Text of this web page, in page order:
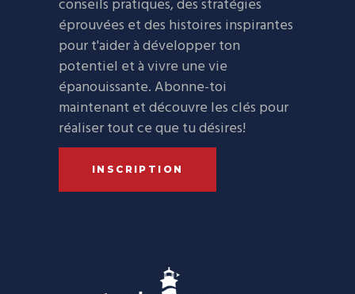
conseils pratiques, des stratégies
éprouvées et des histoires inspirantes
pour t'aider à développer ton
potentiel et à vivre une vie
épanouissante. Abonne-toi
maintenant et découvre les clés pour
réaliser tout ce que tu désires!
INSCRIPTION